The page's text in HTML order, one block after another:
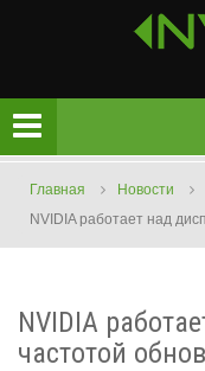
Главная
Новости
NVIDIA работает над
NVIDIA
частотой